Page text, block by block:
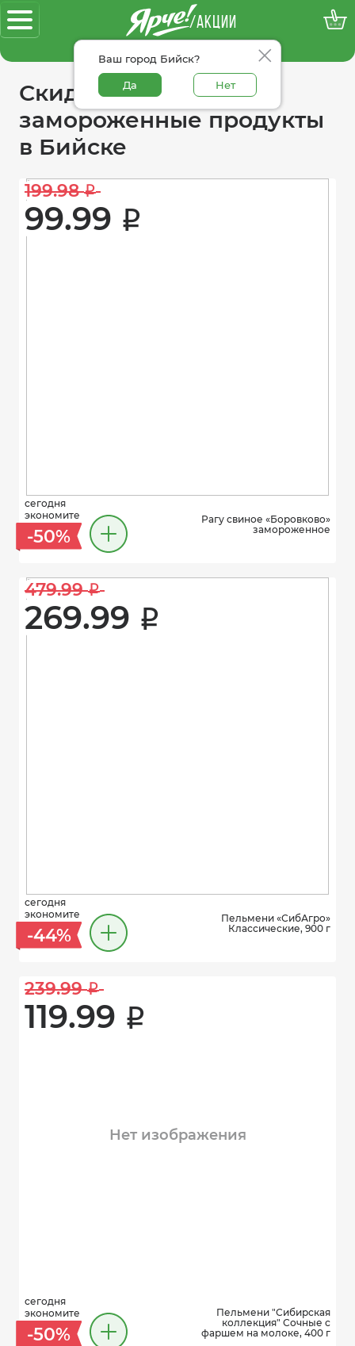
/АКЦИИ
Ваш город Бийск?
Да Нет
100% достоверные акции
Скидки в категории
замороженные продукты
в Бийске
199.98 i
99.99 i
сегодня
экономите
-50%
Рагу свиное «Боровково»
замороженное
479.99 i
269.99 i
сегодня
экономите
-44%
Пельмени «СибАгро»
Классические, 900 г
239.99 i
119.99 i
Нет изображения
сегодня
экономите
-50%
Пельмени "Сибирская
коллекция" Сочные с
фаршем на молоке, 400 г